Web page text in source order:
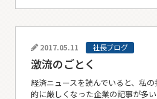
2017.05.11 社長ブログ
激流のごとく
経済ニュースを読んでいると、私
的に厳しくなった企業の記事が多